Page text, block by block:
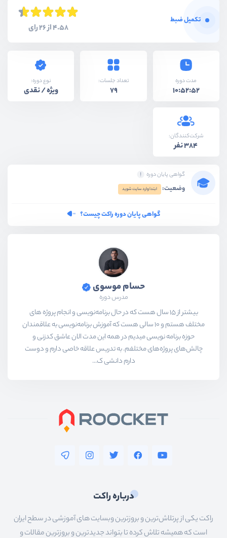
تکمیل ضبط
4.58 از 26 رای
مدت دوره
10:52:52
تعداد جلسات:
79
نوع دوره:
ویژه / نقدی
شرکت‌کنندگان:
384 نفر
گواهی پایان دوره
وضعیت: ابتدا وارد سایت شوید
گواهی پایان دوره راکت چیست؟
حسام موسوی
مدرس دوره
بیشتر از ۱۵ سال هست که در حال برنامه‌نویسی و انجام پروژه های
مختلف هستم و ۱۰ سالی هست که آموزش برنامه‌نویسی به علاقمندان
حوزه برنامه نویسی میدیم در همه این مدت الان عاشق کدزنی و
چالش‌های پروژه‌های مختلفم. به تدریس علاقه خاصی دارم و دوست
دارم دانشی ک...
درباره راکت
راکت یکی از پرتلاش‌ترین و بروزترین وبسایت های آموزشی در سطح ایران
است که همیشه تلاش کرده تا بتواند جدیدترین و بروزترین مقالات و